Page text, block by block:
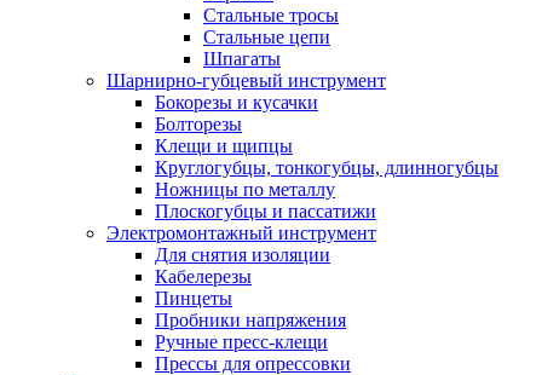
Стальные тросы
Стальные цепи
Шпагаты
Шарнирно-губцевый инструмент
Бокорезы и кусачки
Болторезы
Клещи и щипцы
Круглогубцы, тонкогубцы, длинногубцы
Ножницы по металлу
Плоскогубцы и пассатижи
Электромонтажный инструмент
Для снятия изоляции
Кабелерезы
Пинцеты
Пробники напряжения
Ручные пресс-клещи
Прессы для опрессовки